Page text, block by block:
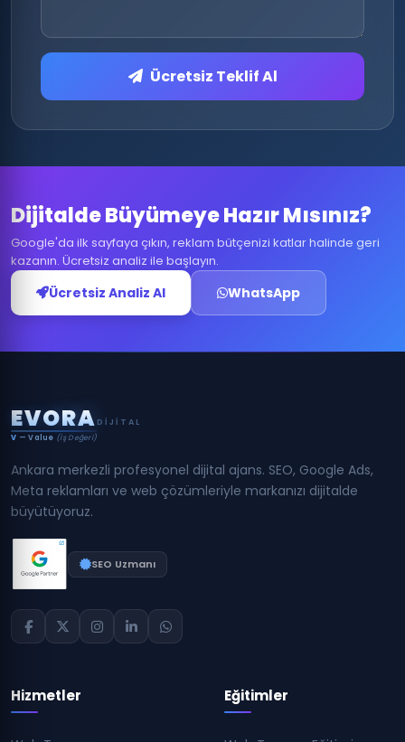
Ücretsiz Teklif Al
Dijitalde Büyümeye Hazır Mısınız?
Google'da ilk sayfaya çıkın, reklam bütçenizi katlar halinde geri
kazanın. Ücretsiz analiz ile başlayın.
Ücretsiz Analiz Al WhatsApp
EVORA DIJITAL
V — Value (İş Değeri)
Ankara merkezli profesyonel dijital ajans. SEO, Google Ads,
Meta reklamları ve web çözümleriyle markanızı dijitalde
büyütüyoruz.
SEO Uzmanı
Hizmetler Eğitimler